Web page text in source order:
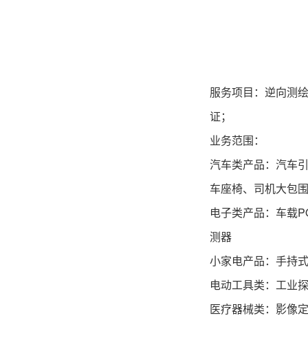
服务项目： 逆向测
证；
业务范围：
汽车类产品：汽车
车座椅、司机大包围
电子类产品：车载
测器
小家电产品：手持
电动工具类：工业
医疗器械类：影像